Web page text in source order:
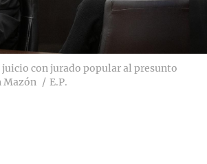
con jurado popular al presunto
Mazón
E.P.